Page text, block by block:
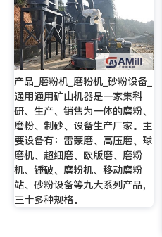
产品_磨粉机_磨粉机_砂粉设备_
通用通用矿山机器是一家集科
研、生产、销售为一体的磨粉、
磨粉、制砂、设备生产厂家。主
要设备有：雷蒙磨、高压磨、球
磨机、超细磨、欧版磨、磨粉
机、锤破、磨粉机、移动磨粉
站、砂粉设备等九大系列产品，
三十多种规格。